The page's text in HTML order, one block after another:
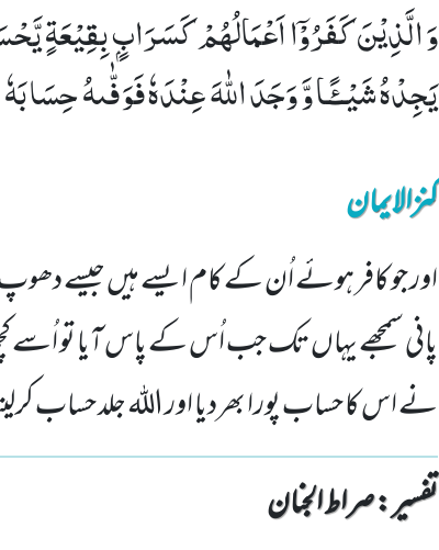
وَ الَّذِیْنَ كَفَرُوْۤا اَعْمَالُهُمْ كَسَرَابٍۭ بِقِیْعَةٍ
یَجِدْهُ شَیْــٴًـا وَّ وَجَدَ اللّٰهَ عِنْدَهٗ فَوَفّٰىهُ
کنزالایمان
اور جو کافر ہوئے اُن کے کام ایسے ہیں جیسے دھوپ
پانی سمجھے یہاں تک جب اُس کے پاس آیا تو اُسے کچھ
نے اس کا حساب پورا بھردیا اور اللہ جلد حساب
تفسیر : ‎صراط الجنان